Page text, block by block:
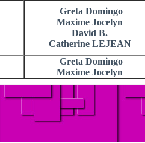
Greta Domingo
Maxime Jocelyn
David B.
Catherine LEJEAN
Greta Domingo
Maxime Jocelyn